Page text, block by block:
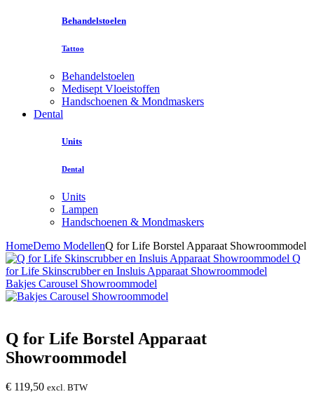
Behandelstoelen
Tattoo
Behandelstoelen
Medisept Vloeistoffen
Handschoenen & Mondmaskers
Dental
Units
Dental
Units
Lampen
Handschoenen & Mondmaskers
HomeDemo ModellenQ for Life Borstel Apparaat Showroommodel
Q
for Life Skinscrubber en Insluis Apparaat Showroommodel
Bakjes Carousel Showroommodel
Q for Life Borstel Apparaat
Showroommodel
€ 119,50 excl. BTW